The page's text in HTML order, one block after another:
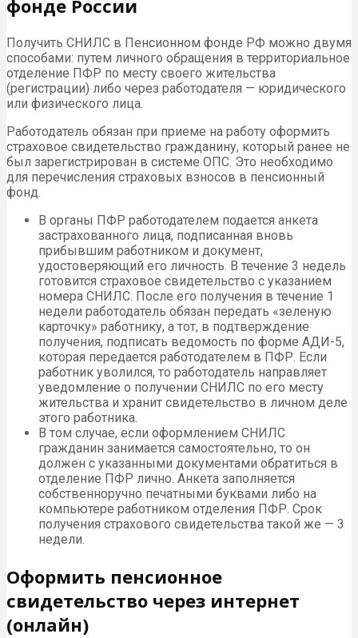
фонде России
Получить СНИЛС в Пенсионном фонде РФ можно двумя
способами: путем личного обращения в территориальное
отделение ПФР по месту своего жительства
(регистрации) либо через работодателя — юридического
или физического лица.
Работодатель обязан при приеме на работу оформить
страховое свидетельство гражданину, который ранее не
был зарегистрирован в системе ОПС. Это необходимо
для перечисления страховых взносов в пенсионный
фонд.
В органы ПФР работодателем подается анкета
застрахованного лица, подписанная вновь
прибывшим работником и документ,
удостоверяющий его личность. В течение 3 недель
готовится страховое свидетельство с указанием
номера СНИЛС. После его получения в течение 1
недели работодатель обязан передать «зеленую
карточку» работнику, а тот, в подтверждение
получения, подписать ведомость по форме АДИ-5,
которая передается работодателем в ПФР. Если
работник уволился, то работодатель направляет
уведомление о получении СНИЛС по его месту
жительства и хранит свидетельство в личном деле
этого работника.
В том случае, если оформлением СНИЛС
гражданин занимается самостоятельно, то он
должен с указанными документами обратиться в
отделение ПФР лично. Анкета заполняется
собственноручно печатными буквами либо на
компьютере работником отделения ПФР. Срок
получения страхового свидетельства такой же — 3
недели.
Оформить пенсионное
свидетельство через интернет
(онлайн)